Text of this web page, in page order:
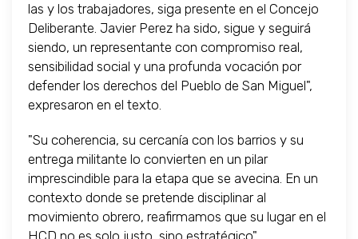
las y los trabajadores, siga presente en el Concejo
Deliberante. Javier Perez ha sido, sigue y seguirá
siendo, un representante con compromiso real,
sensibilidad social y una profunda vocación por
defender los derechos del Pueblo de San Miguel",
expresaron en el texto.
"Su coherencia, su cercanía con los barrios y su
entrega militante lo convierten en un pilar
imprescindible para la etapa que se avecina. En un
contexto donde se pretende disciplinar al
movimiento obrero, reafirmamos que su lugar en el